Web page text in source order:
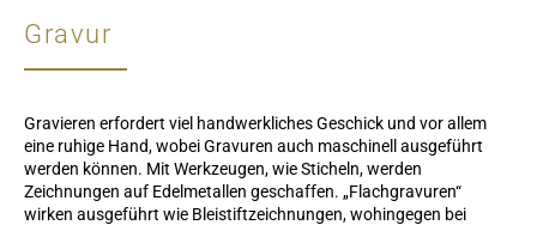
Gravur
Gravieren erfordert viel handwerkliches Geschick und vor allem
eine ruhige Hand, wobei Gravuren auch maschinell ausgeführt
werden können. Mit Werkzeugen, wie Sticheln, werden
Zeichnungen auf Edelmetallen geschaffen. „Flachgravuren“
wirken ausgeführt wie Bleistiftzeichnungen, wohingegen bei